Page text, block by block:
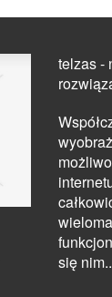
telzas -
się